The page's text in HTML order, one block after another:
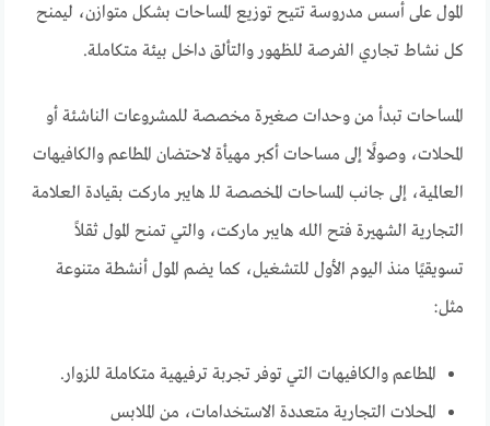
المول على أسس مدروسة تتيح توزيع المساحات بشكل متوازن، ليمنح
كل نشاط تجاري الفرصة للظهور والتألق داخل بيئة متكاملة.
المساحات تبدأ من وحدات صغيرة مخصصة للمشروعات الناشئة أو
المحلات، وصولًا إلى مساحات أكبر مهيأة لاحتضان المطاعم والكافيهات
العالمية، إلى جانب المساحات المخصصة للـ هايبر ماركت بقيادة العلامة
التجارية الشهيرة فتح الله هايبر ماركت، والتي تمنح المول ثقلاً
تسويقيًا منذ اليوم الأول للتشغيل، كما يضم المول أنشطة متنوعة
مثل:
المطاعم والكافيهات التي توفر تجربة ترفيهية متكاملة للزوار.
المحلات التجارية متعددة الاستخدامات، من الملابس